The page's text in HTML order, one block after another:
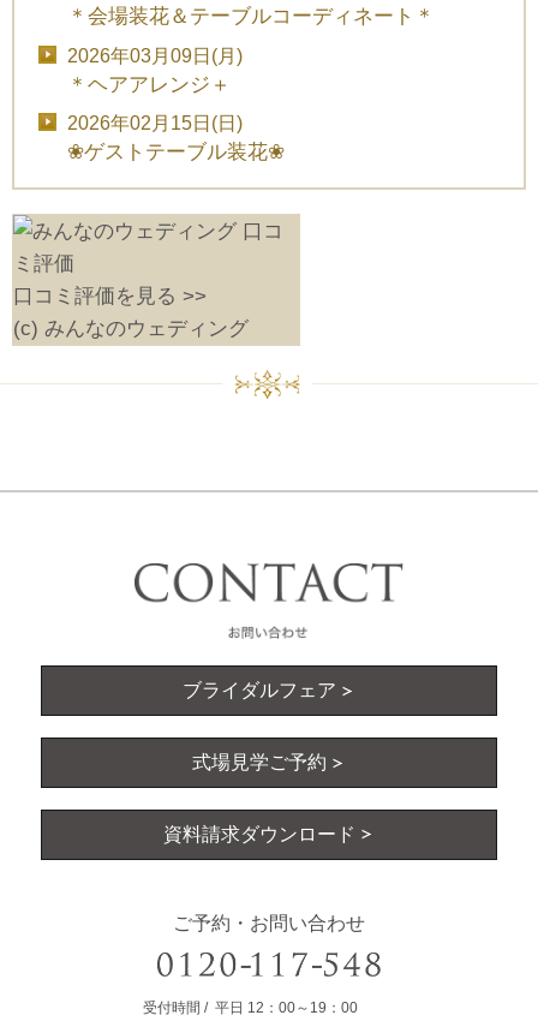
＊会場装花＆テーブルコーディネート＊
2026年03月09日(月)
＊ヘアアレンジ＋
2026年02月15日(日)
❀ゲストテーブル装花❀
口コミ評価を見る >>
(c) みんなのウェディング
ブライダルフェア
式場見学ご予約
資料請求ダウンロード
ご予約・お問い合わせ
受付時間 平日 12：00～19：00